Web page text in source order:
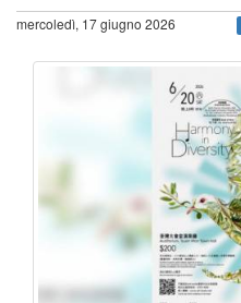
mercoledì, 17 giugno 2026